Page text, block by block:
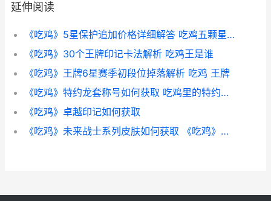
延伸阅读
《吃鸡》5星保护追加价格详细解答 吃鸡五颗星能领什么
《吃鸡》30个王牌印记卡法解析 吃鸡王是谁
《吃鸡》王牌6星赛季初段位掉落解析 吃鸡 王牌
《吃鸡》特约龙套称号如何获取 吃鸡里的特约龙套是什么意思
《吃鸡》卓越印记如何获取
《吃鸡》未来战士系列皮肤如何获取 《吃鸡》未来战士图片